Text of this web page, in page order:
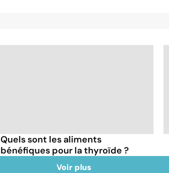
Quels sont les aliments
bénéfiques pour la thyroïde ?
Voir plus